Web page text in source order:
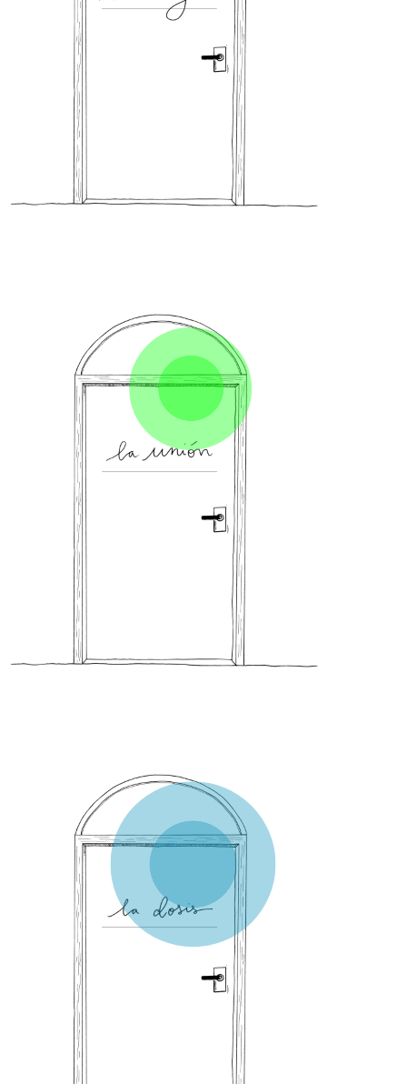
4- La unión
El corazón y
el s. cardiovascular físico y
emocional
En todas las patologías
hay déficit o exceso